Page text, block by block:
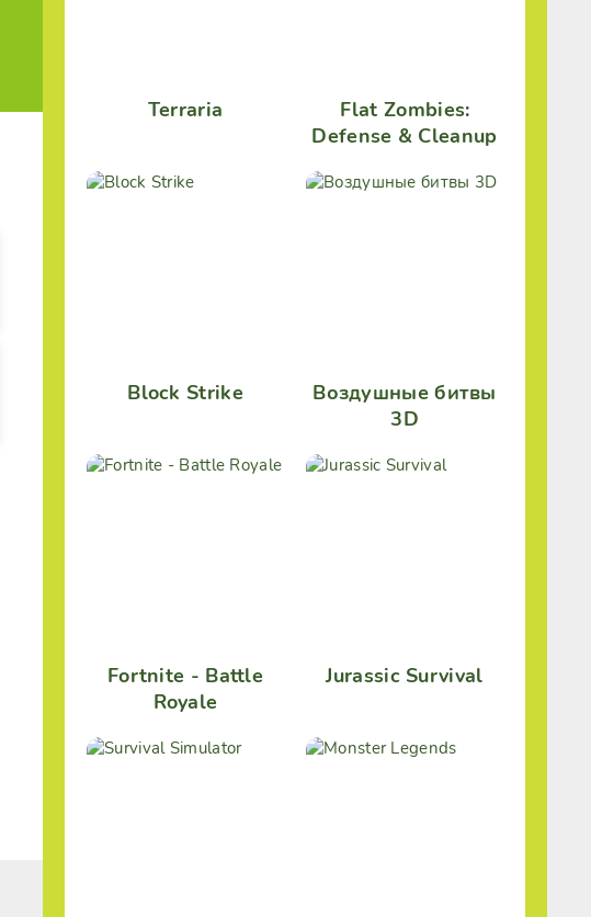
Terraria
Flat Zombies:
Defense & Cleanup
Block Strike
Воздушные битвы
3D
Fortnite - Battle
Royale
Jurassic Survival